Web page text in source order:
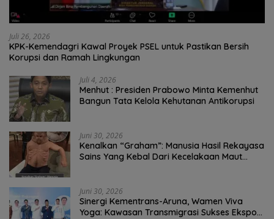
Juli 26, 2026
KPK-Kemendagri Kawal Proyek PSEL untuk Pastikan Bersih
Korupsi dan Ramah Lingkungan
Juli 4, 2026
Menhut : Presiden Prabowo Minta Kemenhut
Bangun Tata Kelola Kehutanan Antikorupsi
Juni 30, 2026
Kenalkan “Graham”: Manusia Hasil Rekayasa
Sains Yang Kebal Dari Kecelakaan Maut
Juni 30, 2026
Sinergi Kementrans-Aruna, Wamen Viva
Yoga: Kawasan Transmigrasi Sukses Ekspor